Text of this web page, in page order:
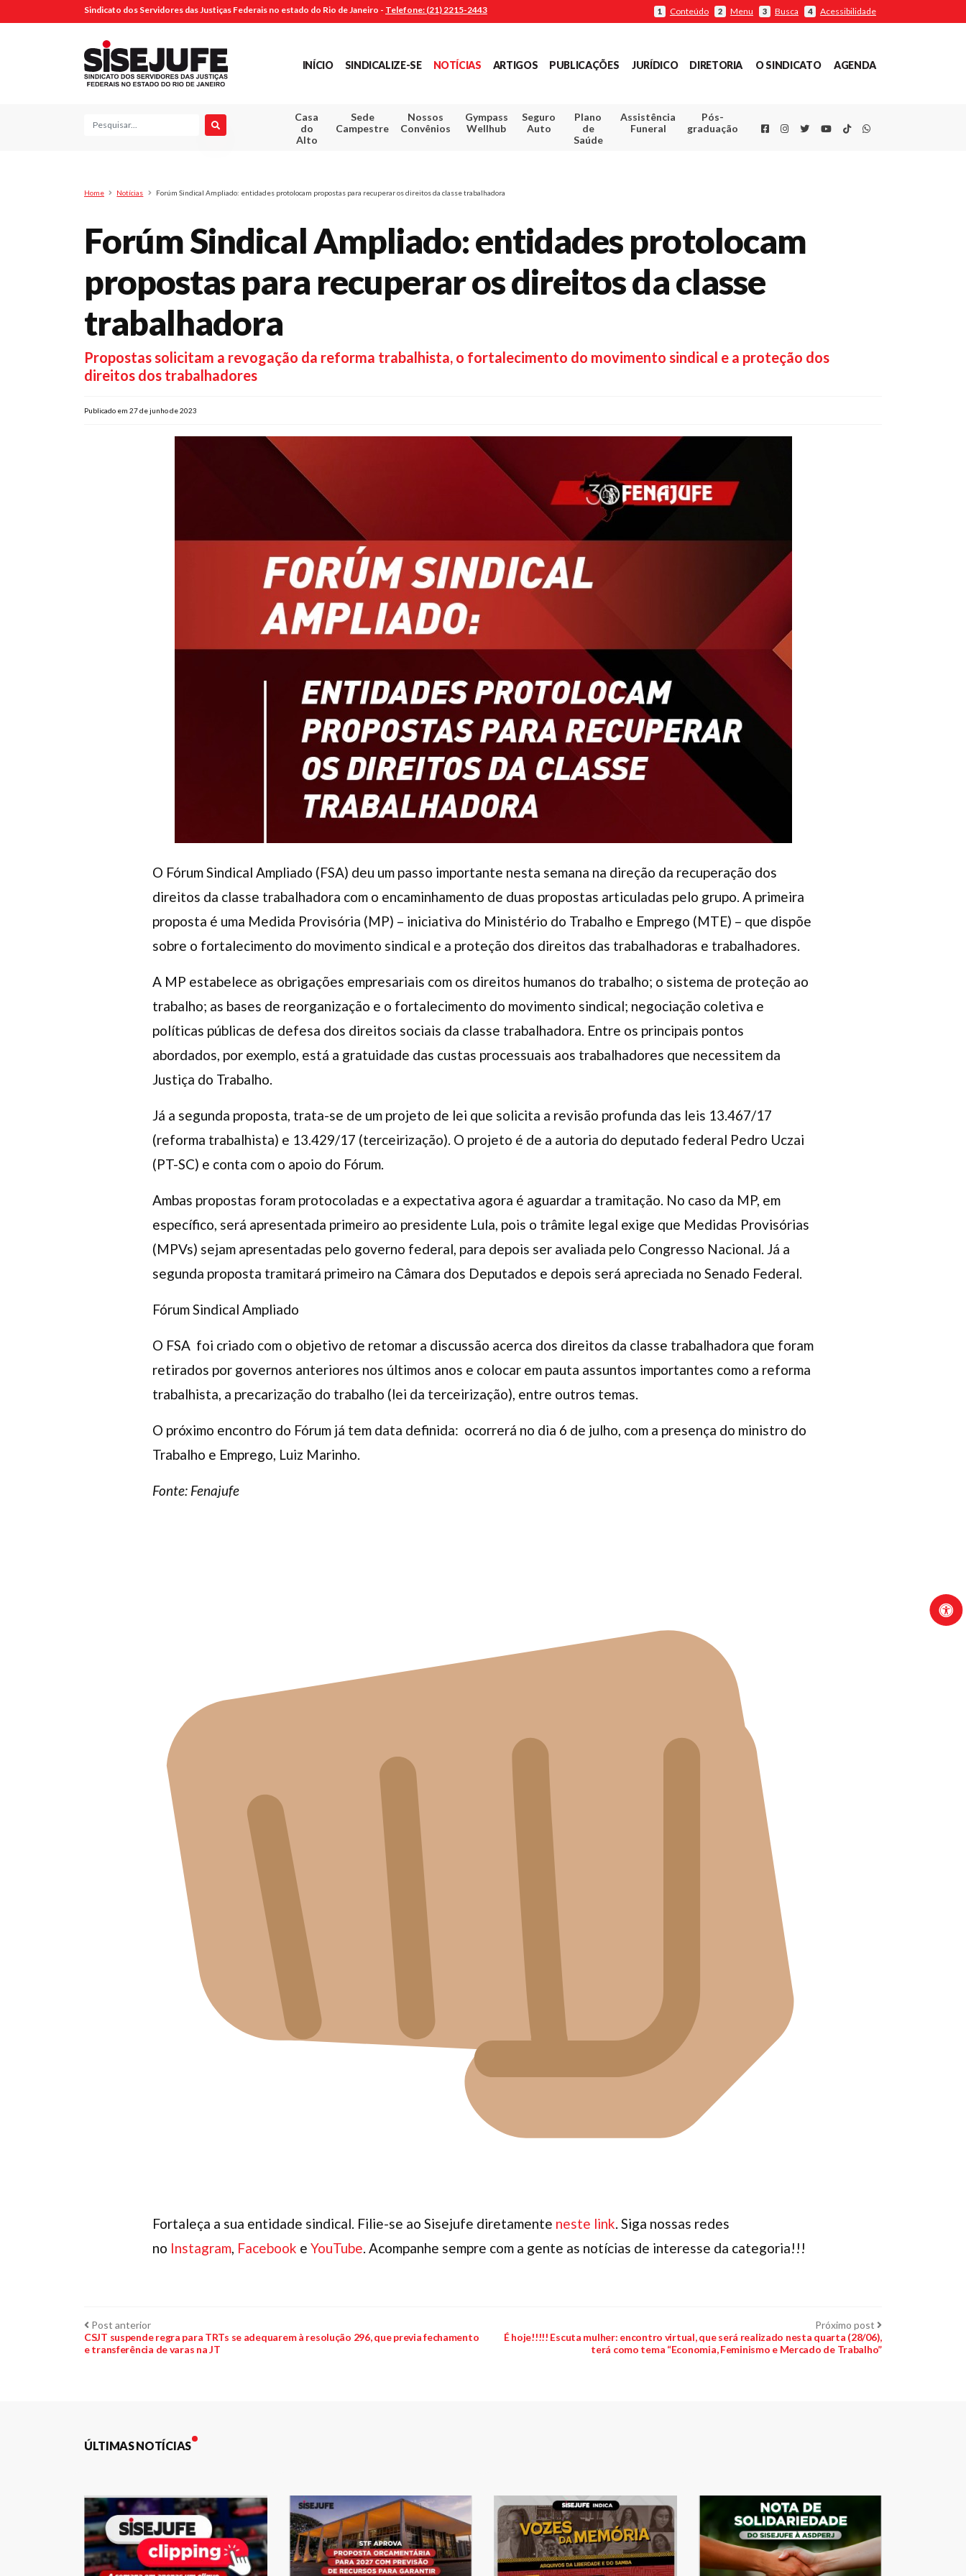
Sindicato dos Servidores das Justiças Federais no estado do Rio de Janeiro - Telefone: (21) 2215-2443 1 Conteúdo 2 Menu 3 Busca 4 Acessibilidade
INÍCIO SINDICALIZE-SE NOTÍCIAS ARTIGOS PUBLICAÇÕES JURÍDICO DIRETORIA O SINDICATO AGENDA
Pesquisa
Casa
do
Alto
Sede
Campestre
Nossos
Convênios
Gympass
Wellhub
Seguro
Auto
Plano
de
Saúde
Assistência
Funeral
Pós-
graduação
FacebookInstagram
TwitterYoutube
TikTokWhatsapp
Home Notícias Forúm Sindical Ampliado: entidades protolocam propostas para recuperar os direitos da classe trabalhadora
Forúm Sindical Ampliado: entidades protolocam
propostas para recuperar os direitos da classe
trabalhadora
Propostas solicitam a revogação da reforma trabalhista, o fortalecimento do movimento sindical e a proteção dos
direitos dos trabalhadores
Publicado em 27 de junho de 2023
O Fórum Sindical Ampliado (FSA) deu um passo importante nesta semana na direção da recuperação dos
direitos da classe trabalhadora com o encaminhamento de duas propostas articuladas pelo grupo. A primeira
proposta é uma Medida Provisória (MP) – iniciativa do Ministério do Trabalho e Emprego (MTE) – que dispõe
sobre o fortalecimento do movimento sindical e a proteção dos direitos das trabalhadoras e trabalhadores.
A MP estabelece as obrigações empresariais com os direitos humanos do trabalho; o sistema de proteção ao
trabalho; as bases de reorganização e o fortalecimento do movimento sindical; negociação coletiva e
políticas públicas de defesa dos direitos sociais da classe trabalhadora. Entre os principais pontos
abordados, por exemplo, está a gratuidade das custas processuais aos trabalhadores que necessitem da
Justiça do Trabalho.
Já a segunda proposta, trata-se de um projeto de lei que solicita a revisão profunda das leis 13.467/17
(reforma trabalhista) e 13.429/17 (terceirização). O projeto é de a autoria do deputado federal Pedro Uczai
(PT-SC) e conta com o apoio do Fórum.
Ambas propostas foram protocoladas e a expectativa agora é aguardar a tramitação. No caso da MP, em
específico, será apresentada primeiro ao presidente Lula, pois o trâmite legal exige que Medidas Provisórias
(MPVs) sejam apresentadas pelo governo federal, para depois ser avaliada pelo Congresso Nacional. Já a
segunda proposta tramitará primeiro na Câmara dos Deputados e depois será apreciada no Senado Federal.
Fórum Sindical Ampliado
O FSA foi criado com o objetivo de retomar a discussão acerca dos direitos da classe trabalhadora que foram
retirados por governos anteriores nos últimos anos e colocar em pauta assuntos importantes como a reforma
trabalhista, a precarização do trabalho (lei da terceirização), entre outros temas.
O próximo encontro do Fórum já tem data definida: ocorrerá no dia 6 de julho, com a presença do ministro do
Trabalho e Emprego, Luiz Marinho.
Fonte: Fenajufe
Fortaleça a sua entidade sindical. Filie-se ao Sisejufe diretamente neste link. Siga nossas redes
no Instagram, Facebook e YouTube. Acompanhe sempre com a gente as notícias de interesse da categoria!!!
Navegação
de
Post anteriorPost
anterior:
CSJT suspende regra para TRTs se adequarem à resolução 296, que previa fechamento
e transferência de varas na JT
Próximo post Próximo
É hoje!!!!! Escuta mulher: encontro virtual, que será realizado nesta quarta (28/06),
terá como tema “Economia, Feminismo e Mercado de Trabalho”
ÚLTIMAS NOTÍCIAS